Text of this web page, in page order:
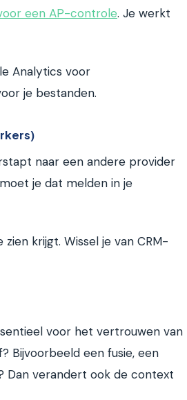
een AP-controle. Je werkt
Analytics voor
je bestanden.
naar een andere provider
je dat melden in je
krijgt. Wissel je van CRM-
voor het vertrouwen van
Bijvoorbeeld een fusie, een
Dan verandert ook de context